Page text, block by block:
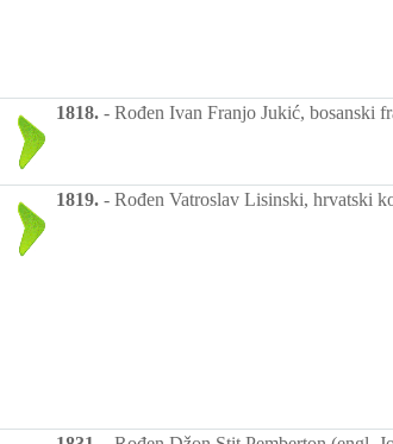
1818. - Rođen Ivan Franjo Jukić, bosanski
1819. - Rođen Vatroslav Lisinski, hrvatski